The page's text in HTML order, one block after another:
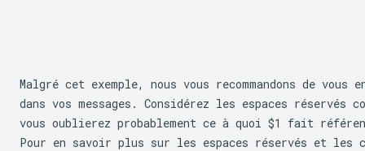
Malgré cet exemple, nous vous recommandons de
dans vos messages. Considérez les espaces réservés
vous oublierez probablement ce à quoi $1
fait
Pour en savoir plus sur les espaces réservés et